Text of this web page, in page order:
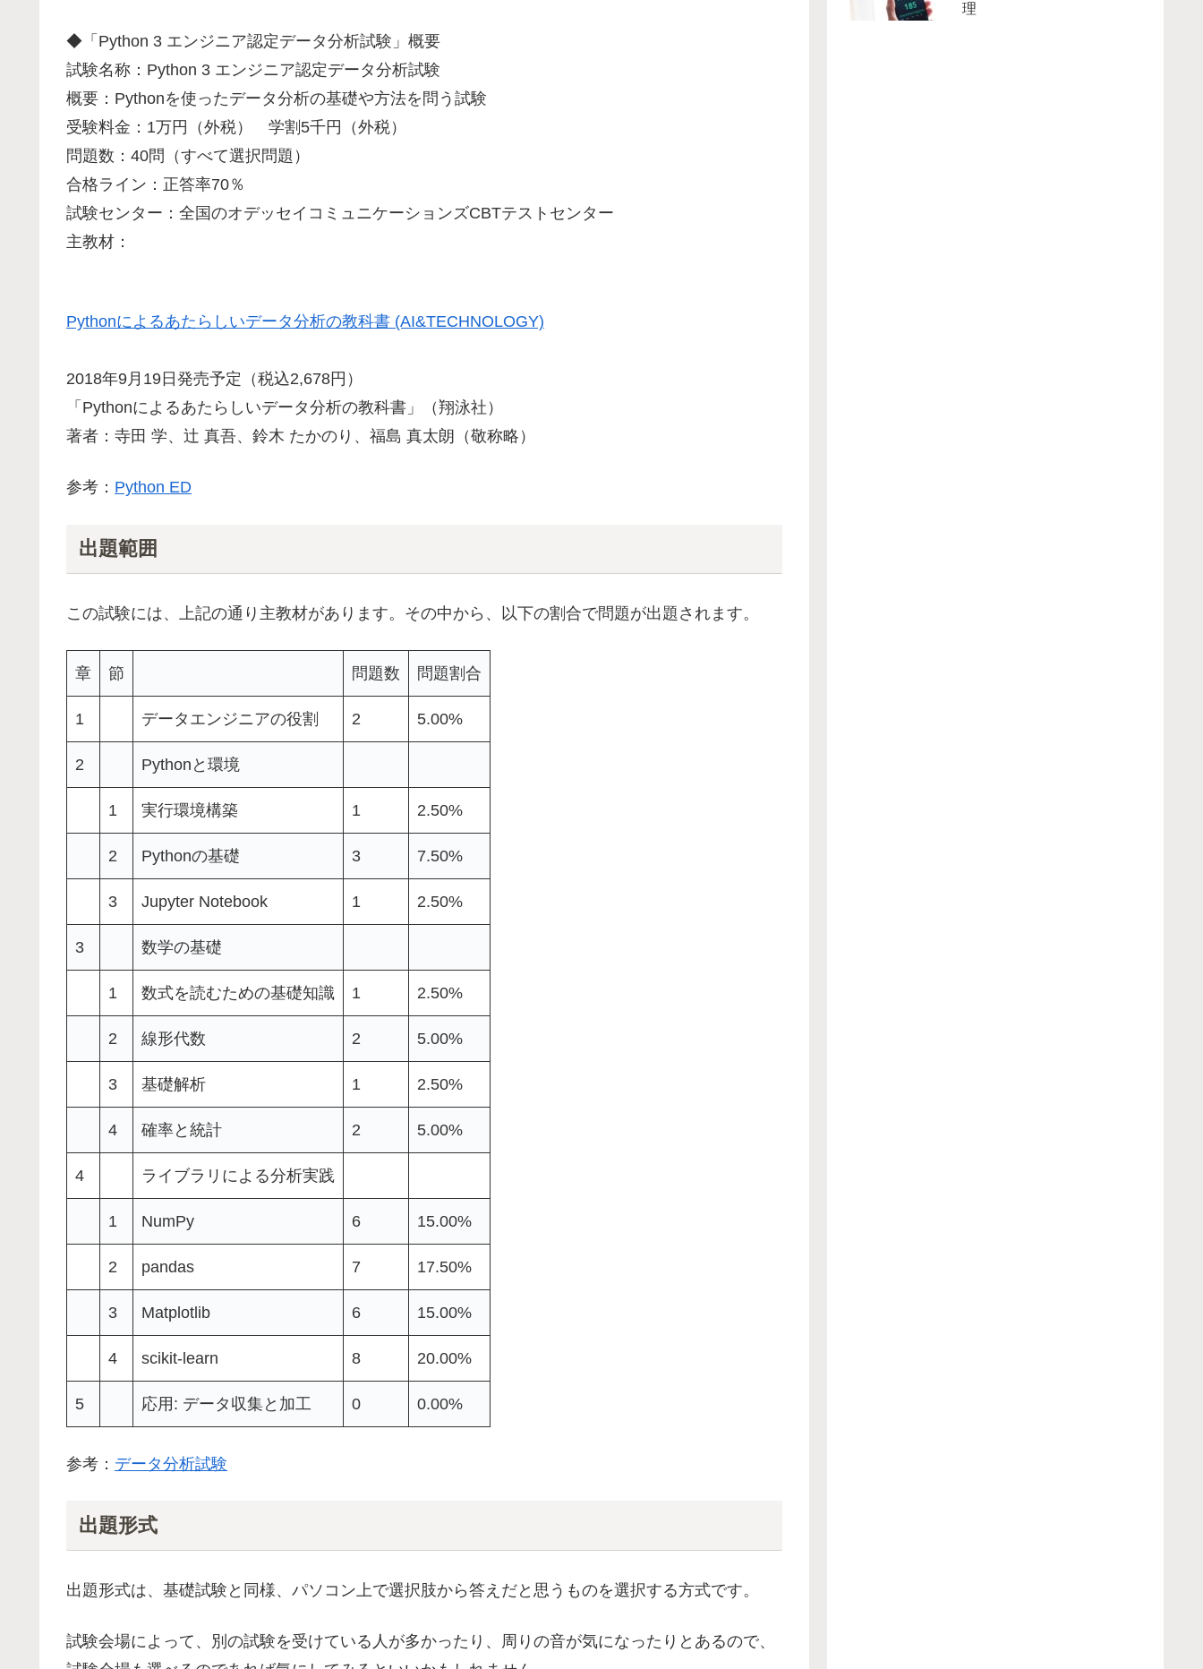
◆「Python 3 エンジニア認定データ分析試験」概要
試験名称：Python 3 エンジニア認定データ分析試験
概要：Pythonを使ったデータ分析の基礎や方法を問う試験
受験料金：1万円（外税） 学割5千円（外税）
問題数：40問（すべて選択問題）
合格ライン：正答率70％
試験センター：全国のオデッセイコミュニケーションズCBTテストセンター
主教材：
Pythonによるあたらしいデータ分析の教科書 (AI&TECHNOLOGY)
2018年9月19日発売予定（税込2,678円）
「Pythonによるあたらしいデータ分析の教科書」（翔泳社）
著者：寺田 学、辻 真吾、鈴木 たかのり、福島 真太朗（敬称略）
参考： Python ED
出題範囲
この試験には、上記の通り主教材があります。その中から、以下の割合で問題が出題されます。
章 節 問題数 問題割合
1 データエンジニアの役割 2 5.00%
2 Pythonと環境
1 実行環境構築 1 2.50%
2 Pythonの基礎 3 7.50%
3 Jupyter Notebook 1 2.50%
3 数学の基礎
1 数式を読むための基礎知識 1 2.50%
2 線形代数 2 5.00%
3 基礎解析 1 2.50%
4 確率と統計 2 5.00%
4 ライブラリによる分析実践
1 NumPy 6 15.00%
2 pandas 7 17.50%
3 Matplotlib 6 15.00%
4 scikit-learn 8 20.00%
5 応用: データ収集と加工 0 0.00%
参考： データ分析試験
出題形式
出題形式は、基礎試験と同様、パソコン上で選択肢から答えだと思うものを選択する方式です。
試験会場によって、別の試験を受けている人が多かったり、周りの音が気になったりとあるので、
理